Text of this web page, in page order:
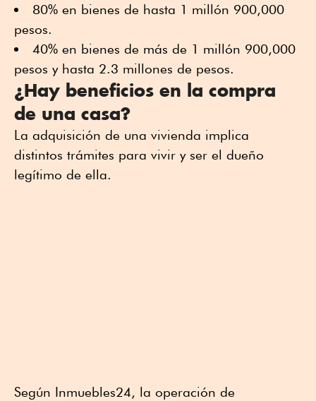
80% en bienes de hasta 1 millón 900,000
pesos.
40% en bienes de más de 1 millón 900,000
pesos y hasta 2.3 millones de pesos.
¿Hay beneficios en la compra
de una casa?
La adquisición de una vivienda implica
distintos trámites para vivir y ser el dueño
legítimo de ella.
Según Inmuebles24, la operación de